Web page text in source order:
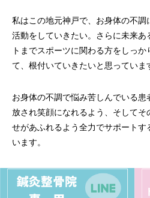
私はこの地元神戸で、お身体の不
活動をしていきたい。さらに未来
トまでスポーツに関わる方をしっ
て、根付いていきたいと思っていま
お身体の不調で悩み苦しんでいる
放され笑顔になれるよう、そして
せがあふれるよう全力でサポート
います。